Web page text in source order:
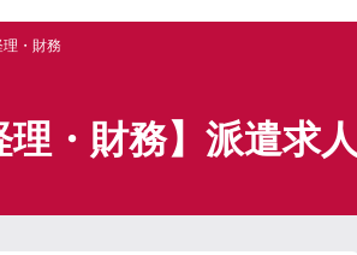
理・財務
理・財務】派遣求人